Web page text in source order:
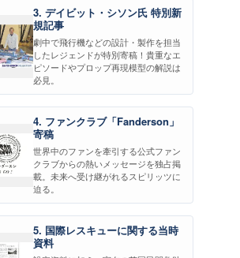
3. デイビット・シソン氏 特別新
規記事
劇中で飛行機などの設計・製作を担当
したレジェンドが特別寄稿！貴重なエ
ピソードやプロップ再現模型の解説は
必見。
4. ファンクラブ「Fanderson」
寄稿
世界中のファンを牽引する公式ファン
クラブからの熱いメッセージを独占掲
載。未来へ受け継がれるスピリッツに
迫る。
5. 国際レスキューに関する当時
資料